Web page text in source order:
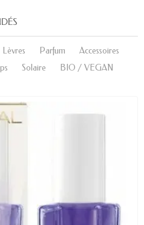
Lèvres Parfum
Accessoires
Solaire BIO / VEGAN